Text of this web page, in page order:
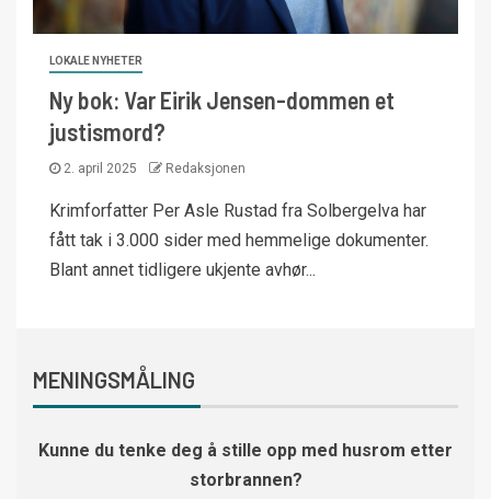
LOKALE NYHETER
Ny bok: Var Eirik Jensen-dommen et
justismord?
2. april 2025 Redaksjonen
Krimforfatter Per Asle Rustad fra Solbergelva har
fått tak i 3.000 sider med hemmelige dokumenter.
Blant annet tidligere ukjente avhør...
MENINGSMÅLING
Kunne du tenke deg å stille opp med husrom etter
storbrannen?